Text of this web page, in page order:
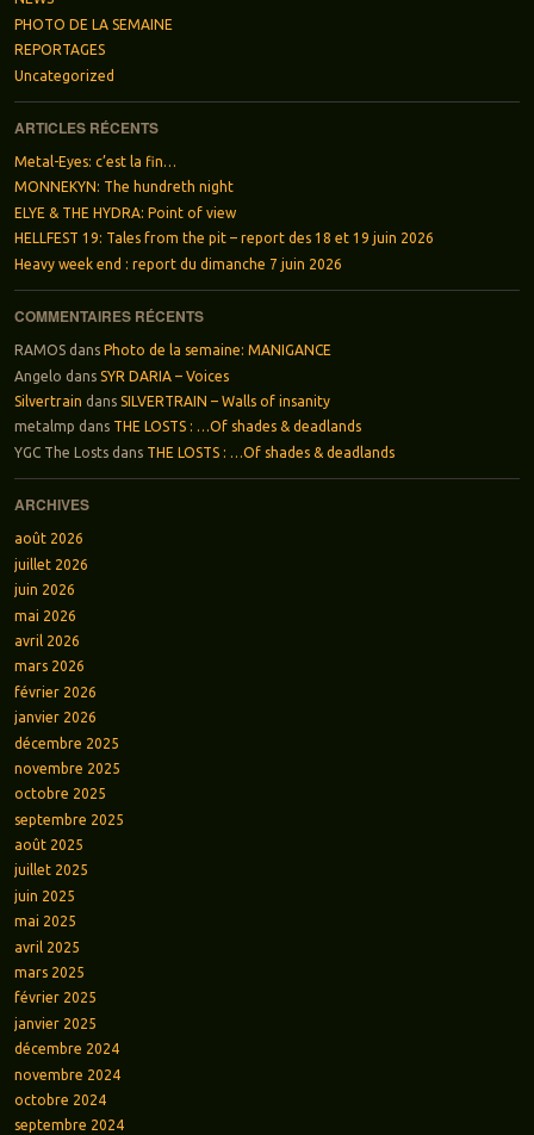
PHOTO DE LA SEMAINE
REPORTAGES
Uncategorized
ARTICLES RÉCENTS
Metal-Eyes: c’est la fin…
MONNEKYN: The hundreth night
ELYE & THE HYDRA: Point of view
HELLFEST 19: Tales from the pit – report des 18 et 19 juin 2026
Heavy week end : report du dimanche 7 juin 2026
COMMENTAIRES RÉCENTS
RAMOSdans Photo de la semaine: MANIGANCE
Angelo dans SYR DARIA – Voices
Silvertrain dans SILVERTRAIN – Walls of insanity
metalmp dans THE LOSTS : …Of shades & deadlands
YGC The Lostsdans THE LOSTS : …Of shades & deadlands
ARCHIVES
août 2026
juillet 2026
juin 2026
mai 2026
avril 2026
mars 2026
février 2026
janvier 2026
décembre 2025
novembre 2025
octobre 2025
septembre 2025
août 2025
juillet 2025
juin 2025
mai 2025
avril 2025
mars 2025
février 2025
janvier 2025
décembre 2024
novembre 2024
octobre 2024
septembre 2024